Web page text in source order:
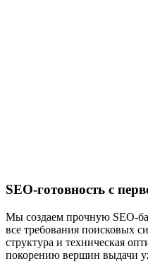
SEO-готовность с
Мы создаем прочную SEO-
все требования поисковых
структура и техническая
покорению вершин выдачи